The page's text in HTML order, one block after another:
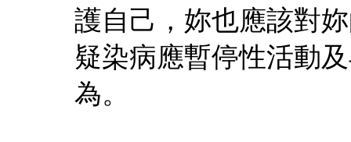
護自己，妳也應該對
疑染病應暫停性活動
為。